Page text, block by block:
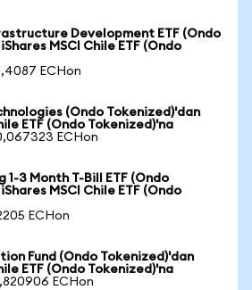
Development ETF (Ondo
MSCI Chile ETF (Ondo
ECHon
(Ondo Tokenized)'dan
ETF (Ondo Tokenized)'na
ECHon
1-3 Month T-Bill ETF (Ondo
MSCI Chile ETF (Ondo
ECHon
Fund (Ondo Tokenized)'dan
ETF (Ondo Tokenized)'na
ECHon